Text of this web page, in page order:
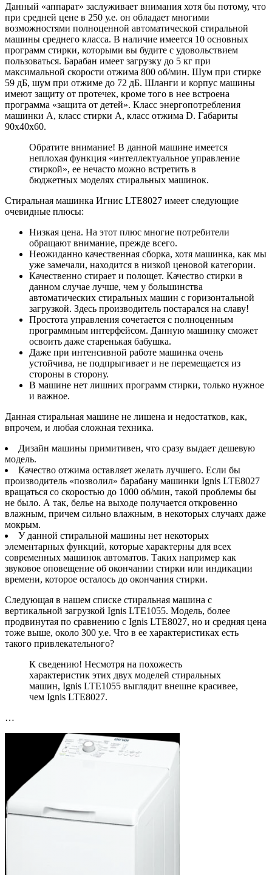
Данный «аппарат» заслуживает внимания хотя бы потому, что
при средней цене в 250 у.е. он обладает многими
возможностями полноценной автоматической стиральной
машины среднего класса. В наличие имеется 10 основных
программ стирки, которыми вы будите с удовольствием
пользоваться. Барабан имеет загрузку до 5 кг при
максимальной скорости отжима 800 об/мин. Шум при стирке
59 дБ, шум при отжиме до 72 дБ. Шланги и корпус машины
имеют защиту от протечек, кроме того в нее встроена
программа «защита от детей». Класс энергопотребления
машинки А, класс стирки А, класс отжима D. Габариты
90х40х60.
Обратите внимание! В данной машине имеется
неплохая функция «интеллектуальное управление
стиркой», ее нечасто можно встретить в
бюджетных моделях стиральных машинок.
Стиральная машинка Игнис LTE8027 имеет следующие
очевидные плюсы:
Низкая цена. На этот плюс многие потребители
обращают внимание, прежде всего.
Неожиданно качественная сборка, хотя машинка, как мы
уже замечали, находится в низкой ценовой категории.
Качественно стирает и полощет. Качество стирки в
данном случае лучше, чем у большинства
автоматических стиральных машин с горизонтальной
загрузкой. Здесь производитель постарался на славу!
Простота управления сочетается с полноценным
программным интерфейсом. Данную машинку сможет
освоить даже старенькая бабушка.
Даже при интенсивной работе машинка очень
устойчива, не подпрыгивает и не перемещается из
стороны в сторону.
В машине нет лишних программ стирки, только нужное
и важное.
Данная стиральная машине не лишена и недостатков, как,
впрочем, и любая сложная техника.
Дизайн машины примитивен, что сразу выдает дешевую
модель.
Качество отжима оставляет желать лучшего. Если бы
производитель «позволил» барабану машинки Ignis LTE8027
вращаться со скоростью до 1000 об/мин, такой проблемы бы
не было. А так, белье на выходе получается откровенно
влажным, причем сильно влажным, в некоторых случаях даже
мокрым.
У данной стиральной машины нет некоторых
элементарных функций, которые характерны для всех
современных машинок автоматов. Таких например как
звуковое оповещение об окончании стирки или индикации
времени, которое осталось до окончания стирки.
Следующая в нашем списке стиральная машина с
вертикальной загрузкой Ignis LTE1055. Модель, более
продвинутая по сравнению с Ignis LTE8027, но и средняя цена
тоже выше, около 300 у.е. Что в ее характеристиках есть
такого привлекательного?
К сведению! Несмотря на похожесть
характеристик этих двух моделей стиральных
машин, Ignis LTE1055 выглядит внешне красивее,
чем Ignis LTE8027.
…